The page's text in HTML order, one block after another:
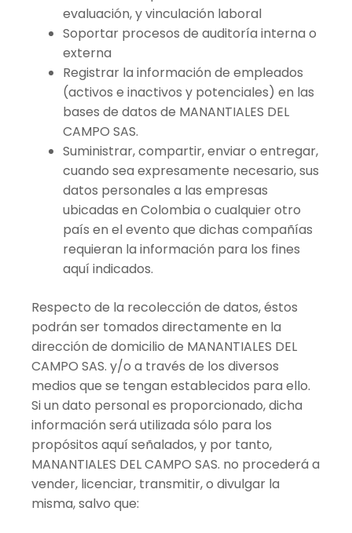
evaluación, y vinculación laboral
Soportar procesos de auditoría interna o
externa
Registrar la información de empleados
(activos e inactivos y potenciales) en las
bases de datos de MANANTIALES DEL
CAMPO SAS.
Suministrar, compartir, enviar o entregar,
cuando sea expresamente necesario, sus
datos personales a las empresas
ubicadas en Colombia o cualquier otro
país en el evento que dichas compañías
requieran la información para los fines
aquí indicados.
Respecto de la recolección de datos, éstos
podrán ser tomados directamente en la
dirección de domicilio de MANANTIALES DEL
CAMPO SAS. y/o a través de los diversos
medios que se tengan establecidos para ello.
Si un dato personal es proporcionado, dicha
información será utilizada sólo para los
propósitos aquí señalados, y por tanto,
MANANTIALES DEL CAMPO SAS. no procederá a
vender, licenciar, transmitir, o divulgar la
misma, salvo que: